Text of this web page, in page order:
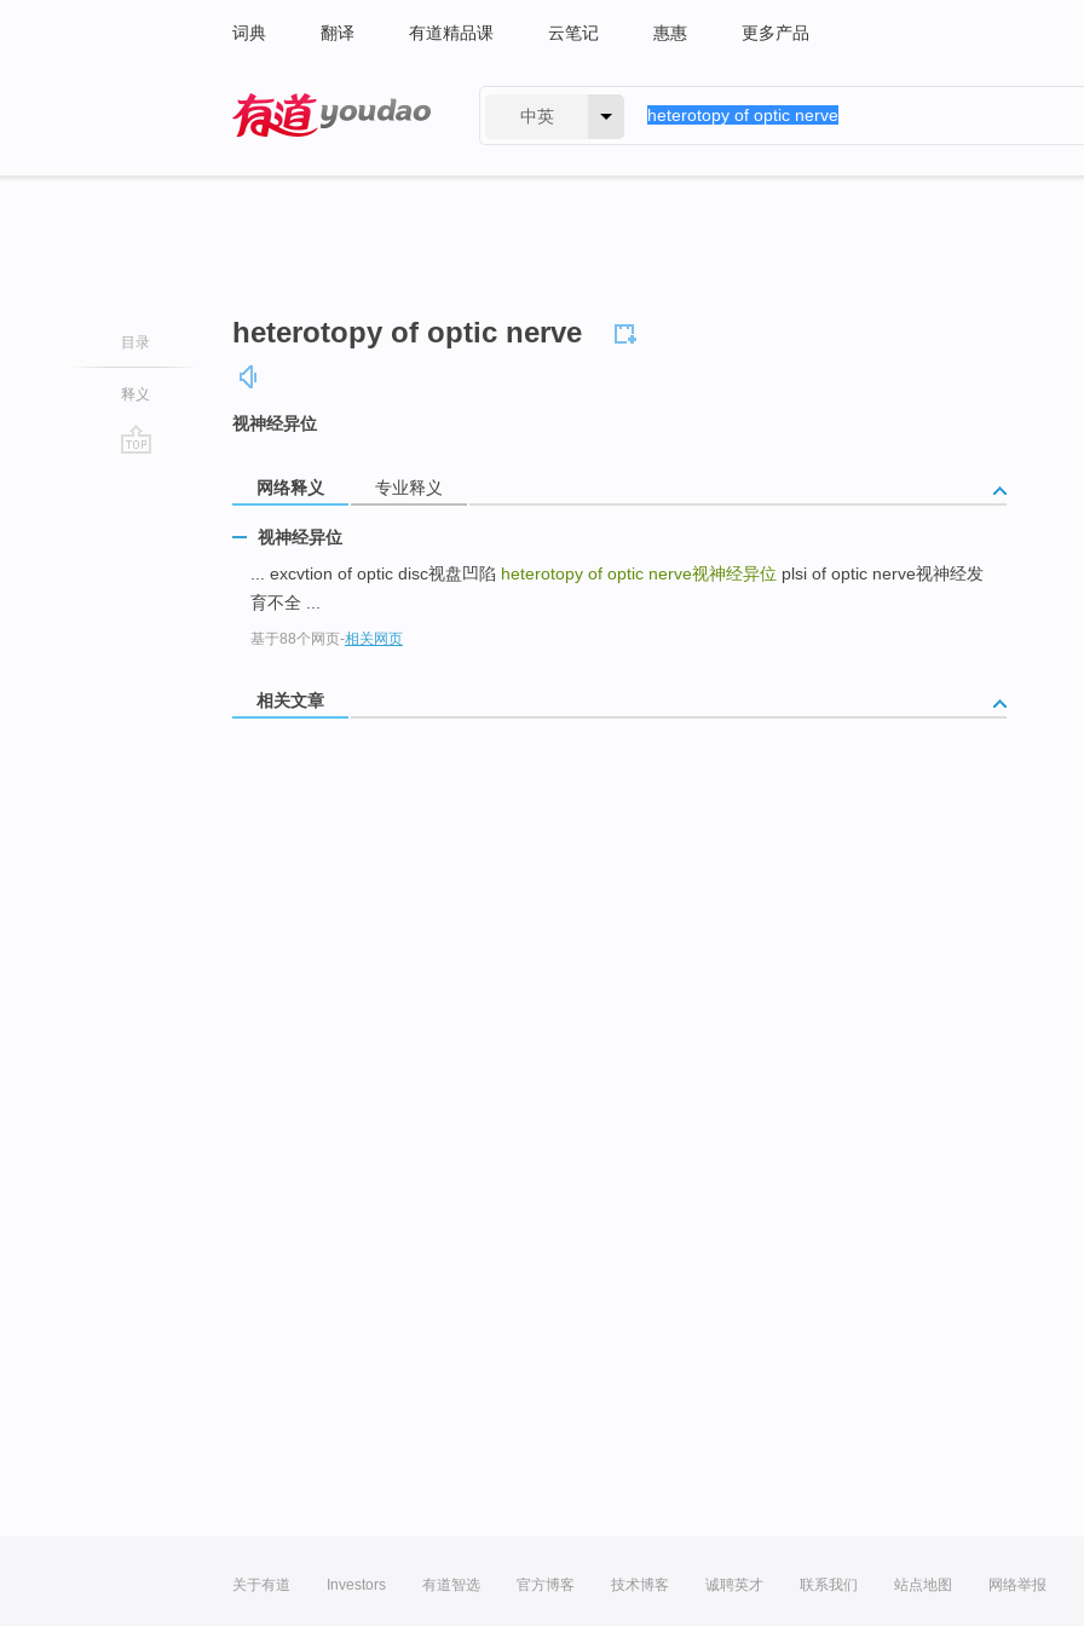
词典 翻译 有道精品课 云笔记 惠惠 更多产品
中英
目录
释义
heterotopy of optic nerve
视神经异位
网络释义 专业释义
视神经异位
... excvtion of optic disc视盘凹陷 heterotopy of optic nerve视神经异位 plsi of optic nerve视神经发
育不全 ...
基于88个网页-相关网页
相关文章
关于有道 Investors 有道智选 官方博客 技术博客 诚聘英才 联系我们 站点地图 网络举报